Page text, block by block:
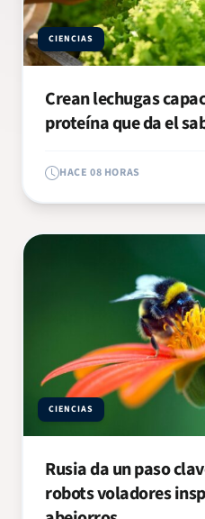
CIENCIAS
Crean lechugas
proteína que da el
HACE 08 HORAS
CIENCIAS
Rusia da un paso
robots voladores